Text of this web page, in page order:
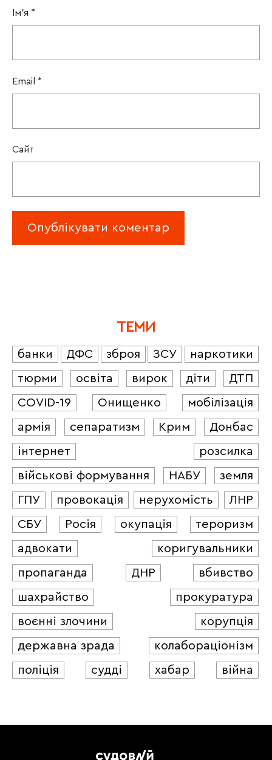
Ім'я *
Email *
Сайт
ТЕМИ
банки ДФС зброя ЗСУ
наркотики
тюрми
освіта вирок діти
ДТП
COVID-19
Онищенко
мобілізація
армія
сепаратизм Крим
Донбас
інтернет
розсилка
військові формування
НАБУ
земля
ГПУ
провокація нерухомість
ЛНР
СБУ
Росія окупація
тероризм
адвокати
коригувальники
пропаганда
ДНР
вбивство
шахрайство
прокуратура
воєнні злочини
корупція
державна зрада
колабораціонізм
поліція
судді хабар війна